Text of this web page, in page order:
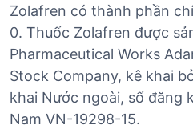
Zolafren có thành phần
0. Thuốc Zolafren được
Pharmaceutical Works
Stock Company, kê khai
khai Nước ngoài, số đăng
Nam VN-19298-15.